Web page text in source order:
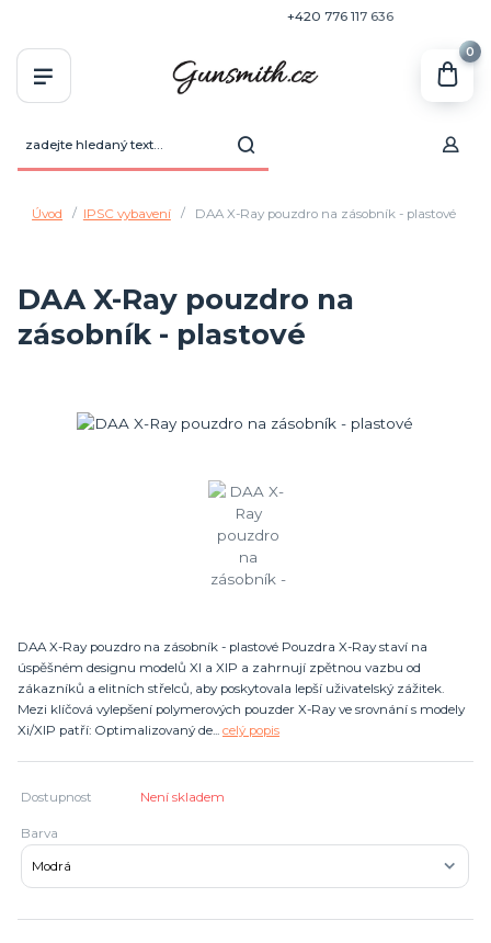
+420 776 117 636
0
Úvod IPSC vybavení DAA X-Ray pouzdro na zásobník - plastové
DAA X-Ray pouzdro na
zásobník - plastové
DAA X-Ray pouzdro na zásobník - plastové Pouzdra X-Ray staví na
úspěšném designu modelů XI a XIP a zahrnují zpětnou vazbu od
zákazníků a elitních střelců, aby poskytovala lepší uživatelský zážitek.
Mezi klíčová vylepšení polymerových pouzder X-Ray ve srovnání s modely
Xi/XIP patří: Optimalizovaný de... celý popis
Dostupnost Není skladem
Barva